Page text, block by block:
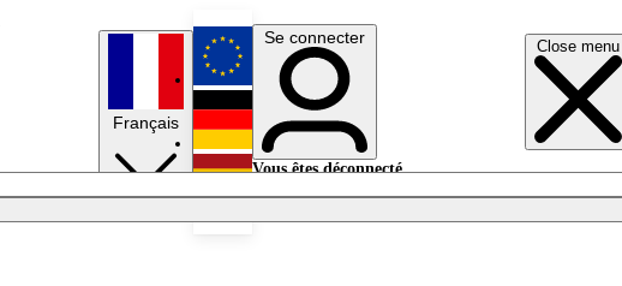
Close menu
Français
English
Deutsch
Se connecter
Vous êtes déconnecté.